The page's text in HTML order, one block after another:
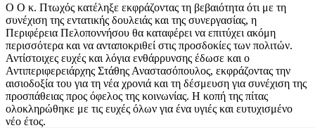
Ο Ο κ. Πτωχός κατέληξε εκφράζοντας τη βεβαιότητα ότι με τη
συνέχιση της εντατικής δουλειάς και της συνεργασίας, η
Περιφέρεια Πελοποννήσου θα καταφέρει να επιτύχει ακόμη
περισσότερα και να ανταποκριθεί στις προσδοκίες των πολιτών.
Αντίστοιχες ευχές και λόγια ενθάρρυνσης έδωσε και ο
Αντιπεριφερειάρχης Στάθης Αναστασόπουλος, εκφράζοντας την
αισιοδοξία του για τη νέα χρονιά και τη δέσμευση για συνέχιση της
προσπάθειας προς όφελος της κοινωνίας. Η κοπή της πίτας
ολοκληρώθηκε με τις ευχές όλων για ένα υγιές και ευτυχισμένο
νέο έτος.